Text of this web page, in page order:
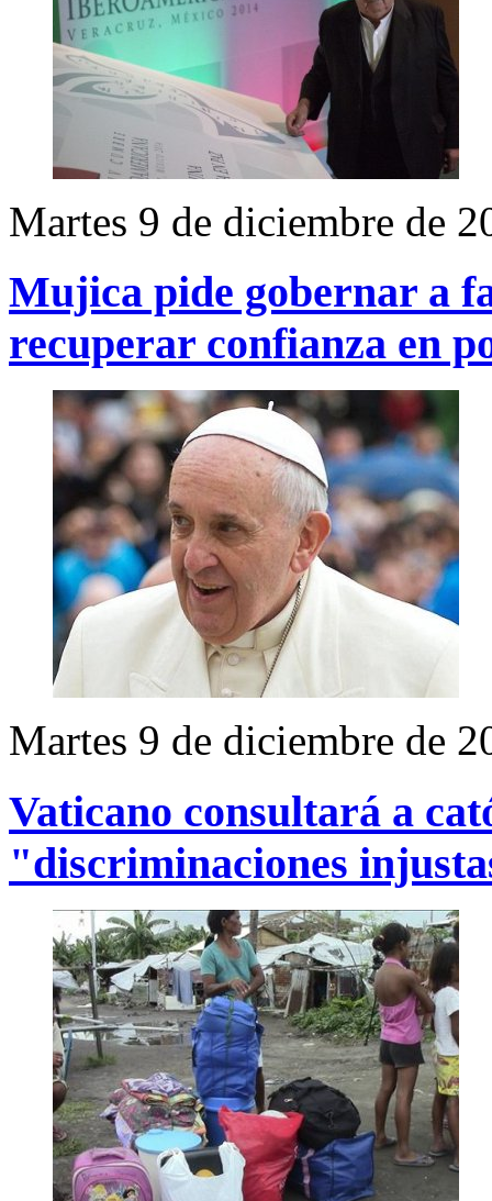
Martes 9 de diciembre de
Mujica pide gobernar a
recuperar confianza en
Martes 9 de diciembre de
Vaticano consultará a
"discriminaciones